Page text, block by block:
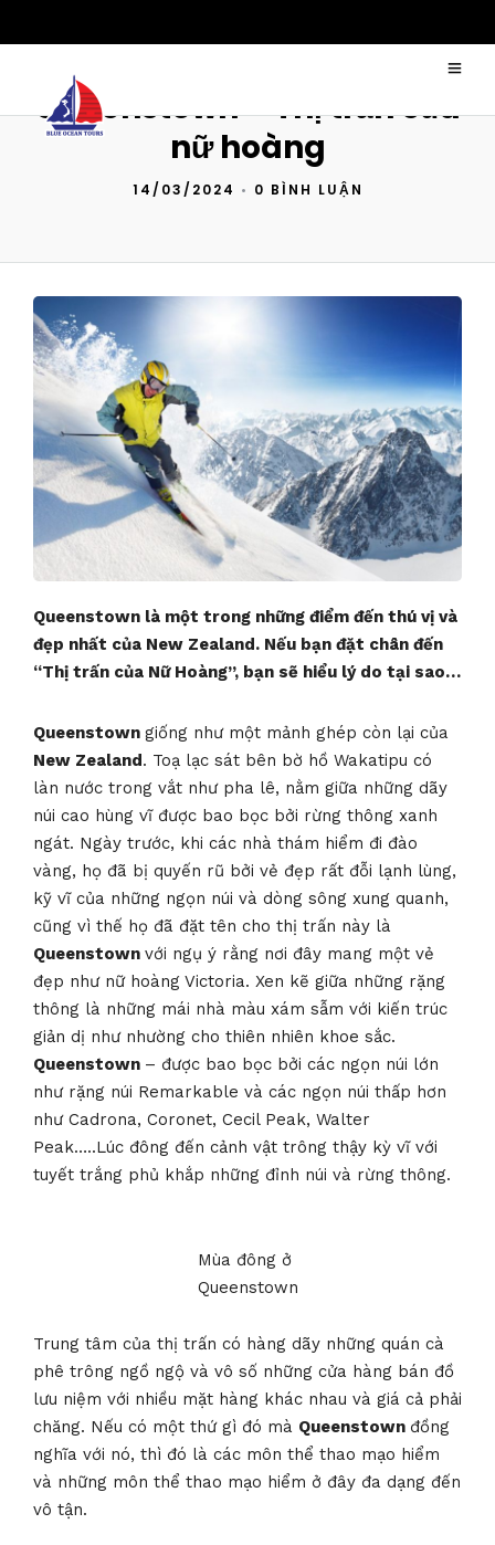
Queenstown – Thị trấn của
nữ hoàng
14/03/2024 • 0 BÌNH LUẬN
Queenstown là một trong những điểm đến thú vị và
đẹp nhất của New Zealand. Nếu bạn đặt chân đến
“Thị trấn của Nữ Hoàng”, bạn sẽ hiểu lý do tại sao…
Queenstown giống như một mảnh ghép còn lại của
New Zealand. Toạ lạc sát bên bờ hồ Wakatipu có
làn nước trong vắt như pha lê, nằm giữa những dãy
núi cao hùng vĩ được bao bọc bởi rừng thông xanh
ngát. Ngày trước, khi các nhà thám hiểm đi đào
vàng, họ đã bị quyến rũ bởi vẻ đẹp rất đỗi lạnh lùng,
kỹ vĩ của những ngọn núi và dòng sông xung quanh,
cũng vì thế họ đã đặt tên cho thị trấn này là
Queenstown với ngụ ý rằng nơi đây mang một vẻ
đẹp như nữ hoàng Victoria. Xen kẽ giữa những rặng
thông là những mái nhà màu xám sẫm với kiến trúc
giản dị như nhường cho thiên nhiên khoe sắc.
Queenstown – được bao bọc bởi các ngọn núi lớn
như rặng núi Remarkable và các ngọn núi thấp hơn
như Cadrona, Coronet, Cecil Peak, Walter
Peak…..Lúc đông đến cảnh vật trông thậy kỳ vĩ với
tuyết trắng phủ khắp những đỉnh núi và rừng thông.
Mùa đông ở
Queenstown
Trung tâm của thị trấn có hàng dãy những quán cà
phê trông ngồ ngộ và vô số những cửa hàng bán đồ
lưu niệm với nhiều mặt hàng khác nhau và giá cả phải
chăng. Nếu có một thứ gì đó mà Queenstown đồng
nghĩa với nó, thì đó là các môn thể thao mạo hiểm
và những môn thể thao mạo hiểm ở đây đa dạng đến
vô tận.